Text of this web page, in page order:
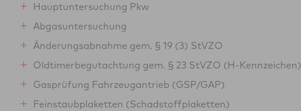
Hauptuntersuchung Pkw
Abgasuntersuchung
Änderungsabnahme gem. § 19 (3) StVZO
Oldtimerbegutachtung gem. § 23 StVZO (H-Kennzeichen)
Gasprüfung Fahrzeugantrieb (GSP/GAP)
Feinstaubplaketten (Schadstoffplaketten)